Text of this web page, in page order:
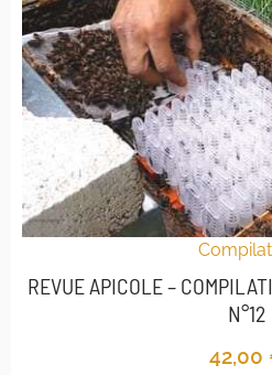
REVUE APICOLE –
N°12
42,00